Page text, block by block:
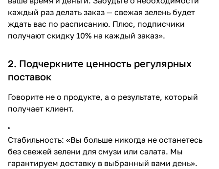
каждый раз делать заказ — свежая зелень будет
ждать вас по расписанию. Плюс, подписчики
получают скидку 10% на каждый заказ».
2. Подчеркните ценность регулярных
поставок
Говорите не о продукте, а о результате, который
получает клиент.
Стабильность: «Вы больше никогда не останетесь
без свежей зелени для смузи или салата. Мы
гарантируем доставку в выбранный вами день».